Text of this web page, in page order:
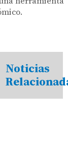
Noticias